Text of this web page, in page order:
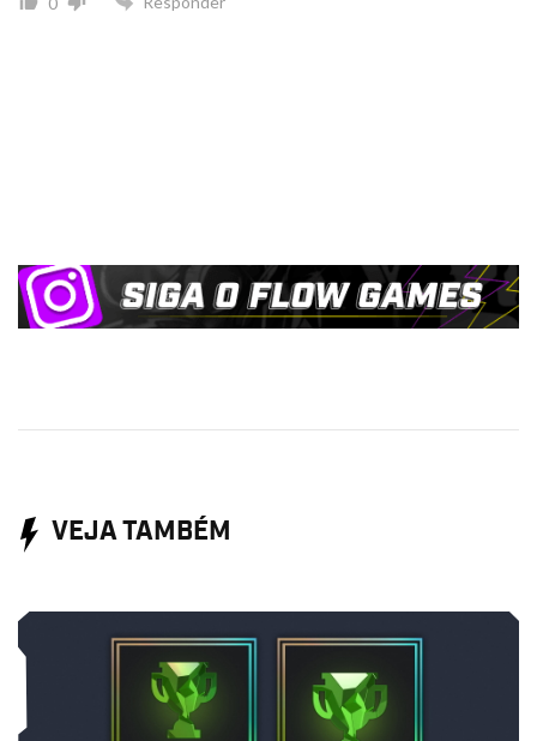
VEJA TAMBÉM